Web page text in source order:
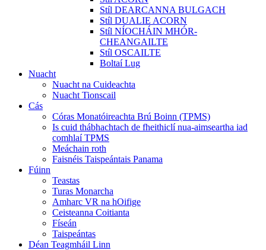
Stíl DEARCANNA BULGACH
Stíl DUALIE ACORN
Stíl NÍOCHÁIN MHÓR-
CHEANGAILTE
Stíl OSCAILTE
Boltaí Lug
Nuacht
Nuacht na Cuideachta
Nuacht Tionscail
Cás
Córas Monatóireachta Brú Boinn (TPMS)
Is cuid thábhachtach de fheithiclí nua-aimseartha iad
comhlaí TPMS
Meáchain roth
Faisnéis Taispeántais Panama
Fúinn
Teastas
Turas Monarcha
Amharc VR na hOifige
Ceisteanna Coitianta
Físeán
Taispeántas
Déan Teagmháil Linn